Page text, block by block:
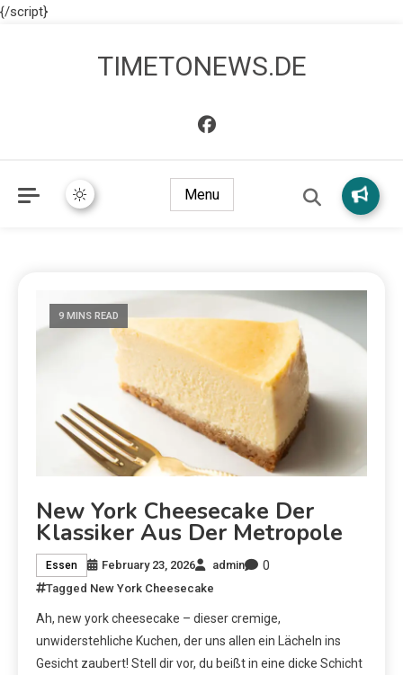
{/script}
TIMETONEWS.DE
Menu
9 MINS READ
New York Cheesecake Der
Klassiker Aus Der Metropole
Essen February 23, 2026 admin 0
Tagged New York Cheesecake
Ah, new york cheesecake – dieser cremige,
unwiderstehliche Kuchen, der uns allen ein Lächeln ins
Gesicht zaubert! Stell dir vor, du beißt in eine dicke Schicht